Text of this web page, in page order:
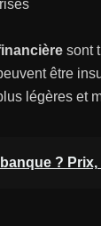
sont
être
légères et
?